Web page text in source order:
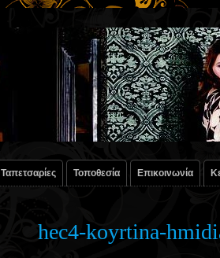
Ταπετσαρίες Τοποθεσία Επικοινωνία
hec4-koyrtina-